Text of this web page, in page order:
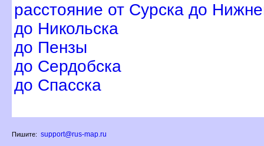
расстояние от Сурска до
до Никольска
до Пензы
до Сердобска
до Спасска
Пишите: support@rus-map.ru